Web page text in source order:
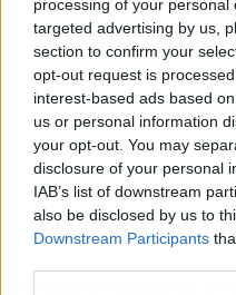
processing of your
targeted advertising by us,
section to confirm your
opt-out request is
interest-based ads based
us or personal information
your opt-out. You may
disclosure of your personal
IAB’s list of downstream
also be disclosed by us to
Downstream Participants